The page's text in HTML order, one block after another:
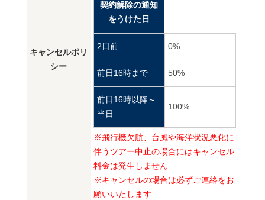
キャンセルポリ
シー
契約解除の通知
をうけた日
2日前 0%
前日16時まで 50%
前日16時以降～
当日
100%
※飛行機欠航、台風や海洋状況悪化に
伴うツアー中止の場合にはキャンセル
料金は発生しません
※キャンセルの場合は必ずご連絡をお
願いいたします